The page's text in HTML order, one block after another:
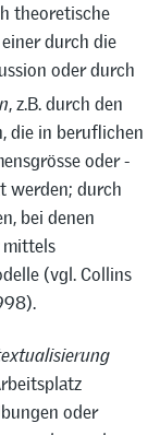
theoretische
durch die
oder durch
, z.B. durch den
die in beruflichen
oder -
werden; durch
bei denen
mittels
(vgl. Collins
oder